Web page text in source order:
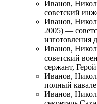
Иванов,
советский
Иванов,
2005) —
изготовления
Иванов,
советский
сержант,
Иванов,
полный
Иванов,